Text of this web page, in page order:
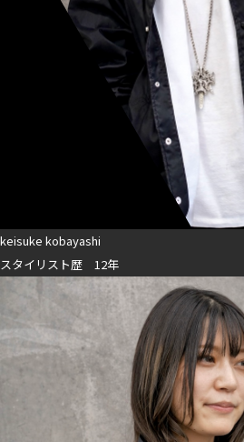
keisuke kobayashi
スタイリスト歴 12年